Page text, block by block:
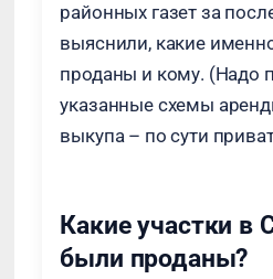
районных газет за
выяснили, какие
проданы и кому. (Надо
указанные схемы
выкупа – по сути
Какие участки в
были проданы?